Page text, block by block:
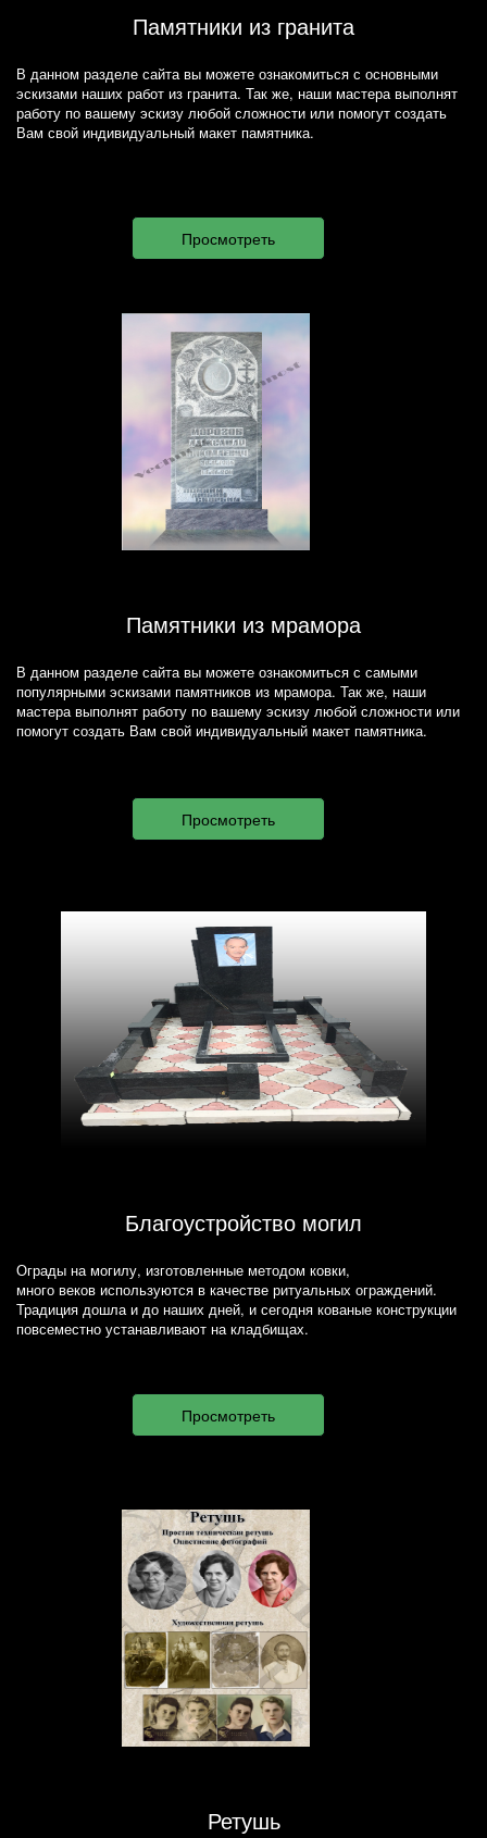
Памятники из гранита
В данном разделе сайта вы можете ознакомиться с основными
эскизами наших работ из гранита. Так же, наши мастера выполнят
работу по вашему эскизу любой сложности или помогут создать
Вам свой индивидуальный макет памятника.
Памятники из мрамора
В данном разделе сайта вы можете ознакомиться с самыми
популярными эскизами памятников из мрамора. Так же, наши
мастера выполнят работу по вашему эскизу любой сложности или
помогут создать Вам свой индивидуальный макет памятника.
Благоустройство могил
Ограды на могилу, изготовленные методом ковки,
много веков используются в качестве ритуальных ограждений.
Традиция дошла и до наших дней, и сегодня кованые конструкции
повсеместно устанавливают на кладбищах.
Ретушь